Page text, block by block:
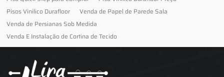
Pisos Vinilico Durafloor
Venda de Papel de Parede Sala
Venda de Persianas Sob Medida
Venda E Instalação de Cortina de Tecido